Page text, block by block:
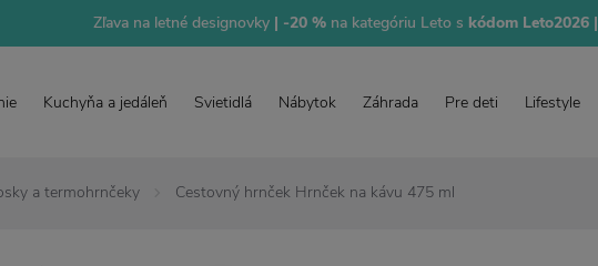
Zľava na letné designovky| -20 % na kategóriu Leto s kódom Leto2026 |
Kuchyňa a jedáleň Svietidlá Nábytok Záhrada Pre deti Lifestyle
a termohrnčeky Cestovný hrnček Hrnček na kávu 475 ml